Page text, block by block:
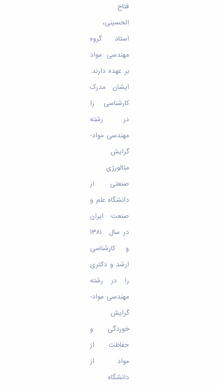
فتاح
الحسینی،
استاد گروه
مهندسی مواد
بر عهده دارند.
ایشان مدرک
کارشناسی را
در رشته‌
مهندسی مواد-
گرایش
متالورژی
صنعتی از
دانشگاه علم و
صنعت ایران
در سال ۱۳۸۱
و کارشناسی
ارشد و دکتری
را در رشته‌
مهندسی مواد-
گرایش
خوردگی و
حفاظت از
مواد از
دانشگاه